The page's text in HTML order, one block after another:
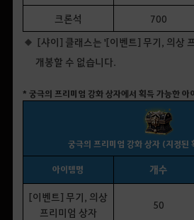
크론석 700
[샤이] 클래스는 '[이벤트] 무기, 의상
개봉할 수 없습니다.
* 궁극의 프리미엄 강화 상자에서 획득 가능한 아
궁극의 프리미엄 강화 상자 (지정된
아이템명 개수
[이벤트] 무기, 의상
프리미엄 상자
50